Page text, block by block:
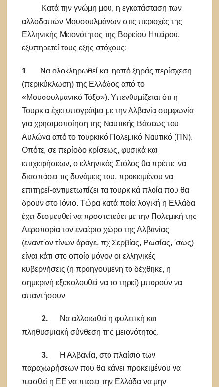
Κατά την γνώμη μου, η εγκατάσταση των
αλλοδαπών Μουσουλμάνων στις περιοχές της
Ελληνικής Μειονότητος της Βορείου Ηπείρου,
εξυπηρετεί τους εξής στόχους:
1
Να ολοκληρωθεί και ηαπό ξηράς περίσχεση
(περικύκλωση) της Ελλάδος από το
«Μουσουλμανικό Τόξο»). Υπενθυμίζεται ότι η
Τουρκία έχει υπογράψει με την Αλβανία συμφωνία
για χρησιμοποίηση της Ναυτικής Βάσεως του
Αυλώνα από το τουρκικό Πολεμικό Ναυτικό (ΠΝ).
Οπότε, σε περίοδο κρίσεως, φυσικά και
επιχειρήσεων, ο ελληνικός Στόλος θα πρέπει να
διασπάσει τις δυνάμεις του, προκειμένου να
επιτηρεί-αντιμετωπίζει τα τουρκικά πλοία που θα
δρουν στο Ιόνιο. Τώρα κατά ποία λογική η Ελλάδα
έχει δεσμευθεί να προστατεύει με την Πολεμική της
Αεροπορία τον εναέριο χώρο της Αλβανίας
(εναντίον τίνων άραγε, πχ Σερβίας, Ρωσίας, ίσως)
είναι κάτι στο οποίο μόνον οι ελληνικές
κυβερνήσεις (η προηγουμένη το δέχθηκε, η
σημερινή εξακολουθεί να το τηρεί) μπορούν να
απαντήσουν.
2. Να αλλοιωθεί η φυλετική και
πληθυσμιακή σύνθεση της μειονότητος.
3. Η Αλβανία, στο πλαίσιο των
παραχωρήσεων που θα κάνει προκειμένου να
πεισθεί η ΕΕ να πιέσει την Ελλάδα να μην